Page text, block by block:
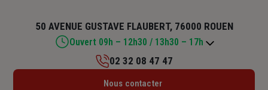
50 AVENUE GUSTAVE FLAUBERT, 76000 ROUEN
Ouvert 09h – 12h30 / 13h30 – 17h
Lundi : 09h – 12h30 / 13h30 – 17h
02 32 08 47 47
Nous contacter